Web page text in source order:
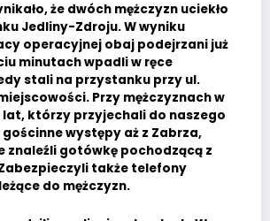
że dwóch mężczyzn uciekło
Jedliny-Zdroju. W wyniku
operacyjnej obaj podejrzani już
minutach wpadli w ręce
stali na przystanku przy ul.
Przy mężczyznach w
lat, którzy przyjechali do naszego
występy aż z Zabrza,
znaleźli gotówkę pochodzącą z
także telefony
do mężczyzn.